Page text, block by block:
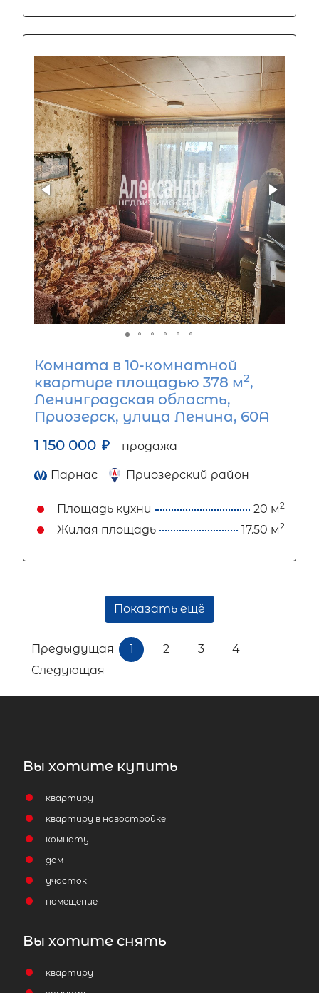
Комната в 10-комнатной
квартире площадью 378 м2,
Ленинградская область,
Приозерск, улица Ленина, 60А
1 150 000 ₽ продажа
Парнас Приозерский район
Площадь кухни 20 м2
Жилая площадь 17.50 м2
Показать ещё
Предыдущая 1 2 3
4
Следующая
Вы хотите купить
квартиру
квартиру в новостройке
комнату
дом
участок
помещение
Вы хотите снять
квартиру